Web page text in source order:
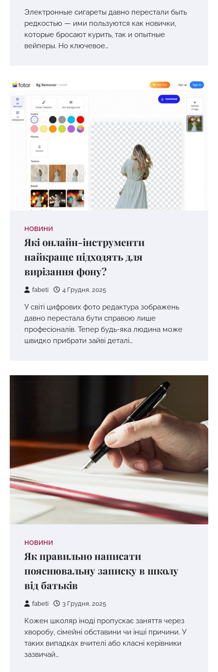
Электронные сигареты давно перестали быть
редкостью — ими пользуются как новички,
которые бросают курить, так и опытные
вейперы. Но ключевое…
НОВИНИ
Які онлайн-інструменти
найкраще підходять для
вирізання фону?
fabeti 4 Грудня, 2025
У світі цифрових фото редактура зображень
давно перестала бути справою лише
професіоналів. Тепер будь-яка людина може
швидко прибрати зайві деталі…
НОВИНИ
Як правильно написати
пояснювальну записку в школу
від батьків
fabeti 3 Грудня, 2025
Кожен школяр іноді пропускає заняття через
хворобу, сімейні обставини чи інші причини. У
таких випадках вчителі або класні керівники
зазвичай…